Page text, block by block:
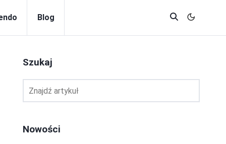
Blog
Szukaj
Nowości